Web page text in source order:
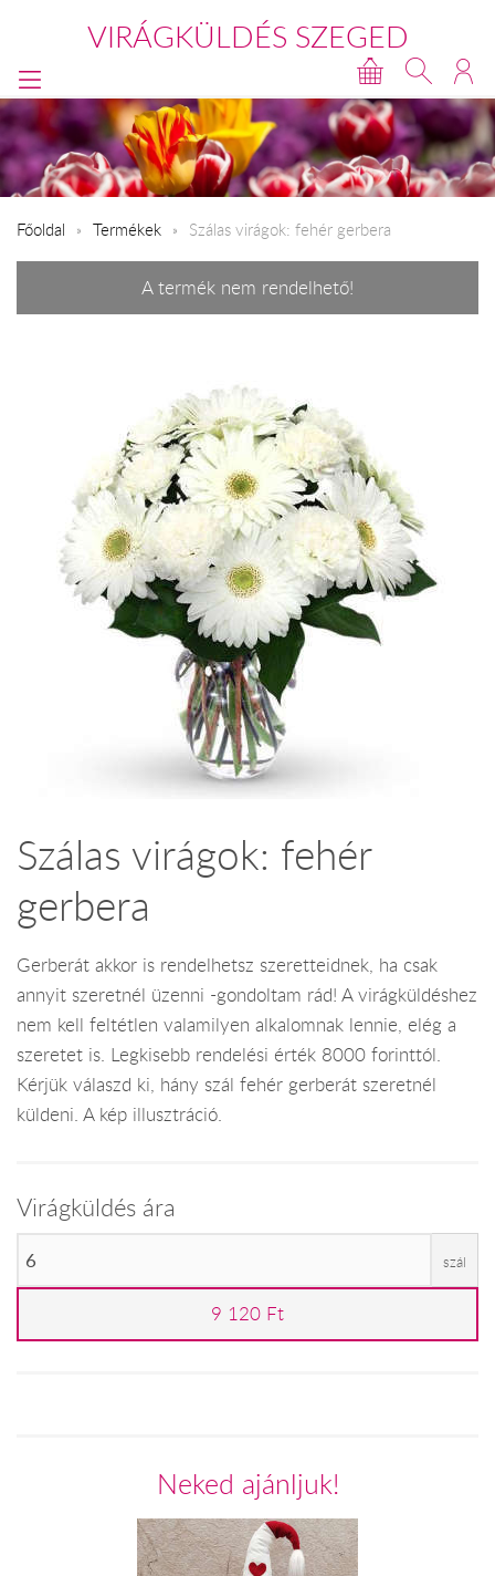
VIRÁGKÜLDÉS SZEGED
Főoldal Termékek Szálas virágok: fehér gerbera
A termék nem rendelhető!
Szálas virágok: fehér
gerbera
Gerberát akkor is rendelhetsz szeretteidnek, ha csak
annyit szeretnél üzenni -gondoltam rád! A virágküldéshez
nem kell feltétlen valamilyen alkalomnak lennie, elég a
szeretet is. Legkisebb rendelési érték 8000 forinttól.
Kérjük válaszd ki, hány szál fehér gerberát szeretnél
küldeni. A kép illusztráció.
Virágküldés ára
szál
9 120 Ft
Neked ajánljuk!